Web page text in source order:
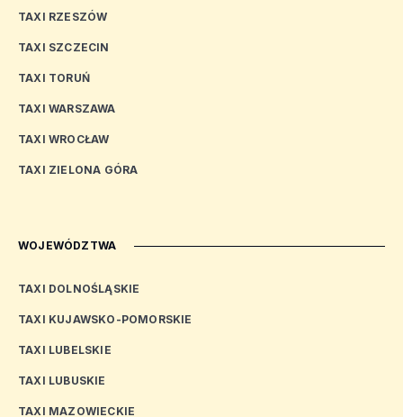
TAXI RZESZÓW
TAXI SZCZECIN
TAXI TORUŃ
TAXI WARSZAWA
TAXI WROCŁAW
TAXI ZIELONA GÓRA
WOJEWÓDZTWA
TAXI DOLNOŚLĄSKIE
TAXI KUJAWSKO-POMORSKIE
TAXI LUBELSKIE
TAXI LUBUSKIE
TAXI MAZOWIECKIE